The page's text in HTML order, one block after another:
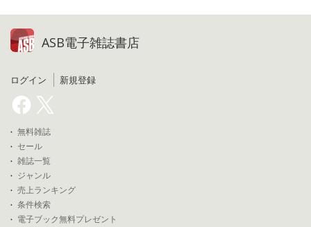
ASB電子雑誌書店
ログイン 新規登録
無料雑誌
セール
雑誌一覧
ジャンル
売上ランキング
条件検索
電子ブック無料プレゼント